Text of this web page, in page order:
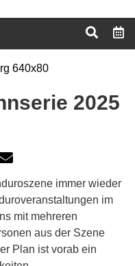
2025
immer wieder
im
mit mehreren
aus der Szene
Plan ist vorab ein